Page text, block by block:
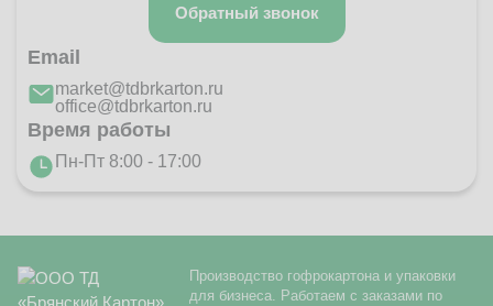
Обратный звонок
Email
market@tdbrkarton.ru
office@tdbrkarton.ru
Время работы
Пн-Пт 8:00 - 17:00
Производство гофрокартона и упаковки
для бизнеса. Работаем с заказами по